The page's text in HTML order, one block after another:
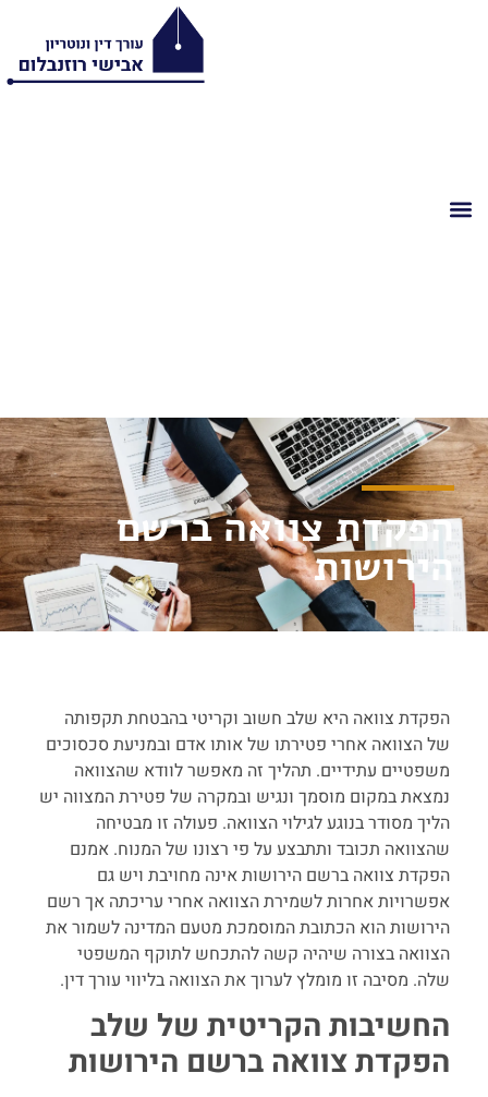
הפקדת צוואה ברשם
הירושות
הפקדת צוואה היא שלב חשוב וקריטי בהבטחת תקפותה
של הצוואה אחרי פטירתו של אותו אדם ובמניעת סכסוכים
משפטיים עתידיים. תהליך זה מאפשר לוודא שהצוואה
נמצאת במקום מוסמך ונגיש ובמקרה של פטירת המצווה יש
הליך מסודר בנוגע לגילוי הצוואה. פעולה זו מבטיחה
שהצוואה תכובד ותתבצע על פי רצונו של המנוח. אמנם
הפקדת צוואה ברשם הירושות אינה מחויבת ויש גם
אפשרויות אחרות לשמירת הצוואה אחרי עריכתה אך רשם
הירושות הוא הכתובת המוסמכת מטעם המדינה לשמור את
הצוואה בצורה שיהיה קשה להתכחש לתוקף המשפטי
שלה. מסיבה זו מומלץ לערוך את הצוואה בליווי עורך דין.
החשיבות הקריטית של שלב
הפקדת צוואה ברשם הירושות